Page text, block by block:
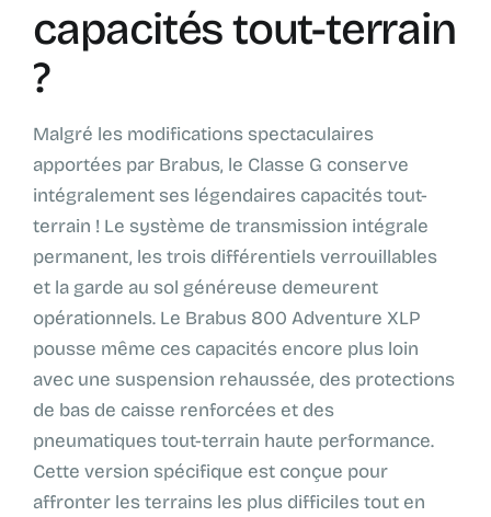
capacités tout-terrain
?
Malgré les modifications spectaculaires
apportées par Brabus, le Classe G conserve
intégralement ses légendaires capacités tout-
terrain ! Le système de transmission intégrale
permanent, les trois différentiels verrouillables
et la garde au sol généreuse demeurent
opérationnels. Le Brabus 800 Adventure XLP
pousse même ces capacités encore plus loin
avec une suspension rehaussée, des protections
de bas de caisse renforcées et des
pneumatiques tout-terrain haute performance.
Cette version spécifique est conçue pour
affronter les terrains les plus difficiles tout en